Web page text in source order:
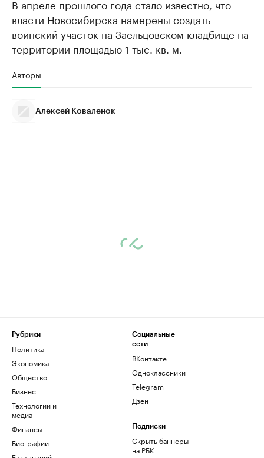
В апреле прошлого года стало известно, что
власти Новосибирска намерены создать
воинский участок на Заельцовском кладбище на
территории площадью 1 тыс. кв. м.
Авторы
Алексей Коваленок
Рубрики
Политика
Экономика
Общество
Бизнес
Технологии и
медиа
Финансы
Биографии
Социальные
сети
ВКонтакте
Одноклассники
Telegram
Дзен
Подписки
Скрыть баннеры
на РБК